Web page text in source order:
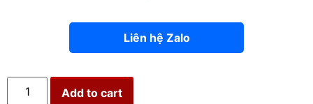
Liên hệ Zalo
Add to cart